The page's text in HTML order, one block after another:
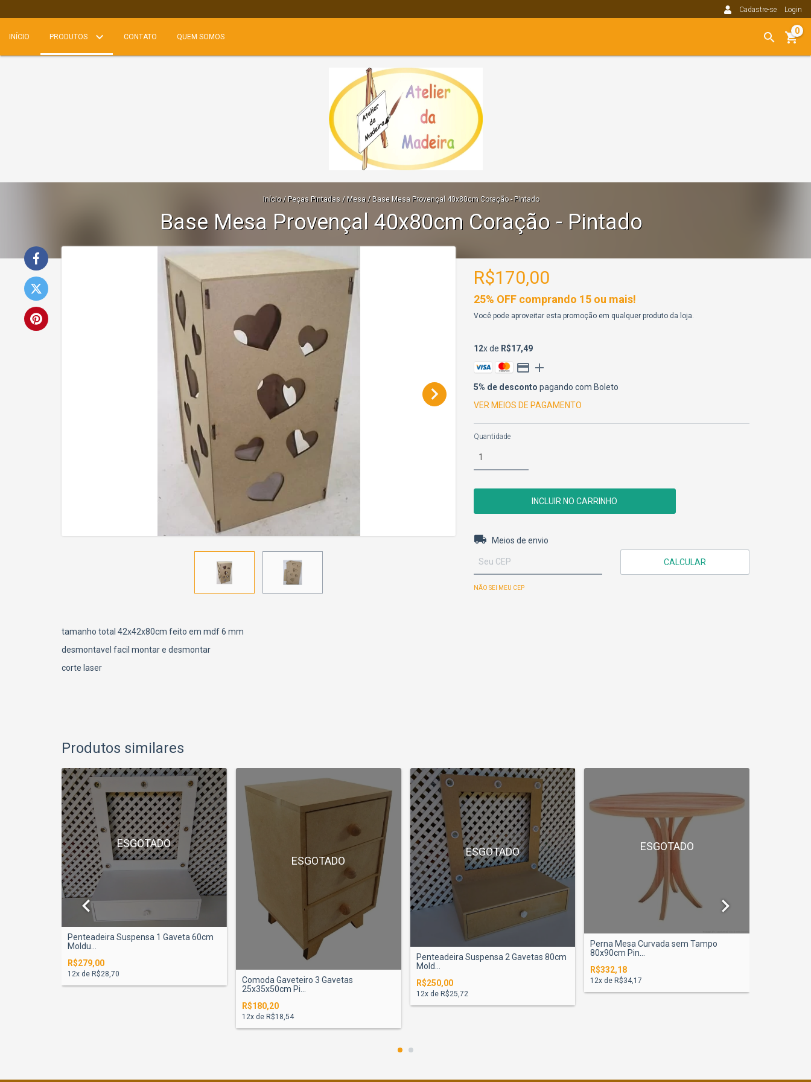
Cadastre-se Login
INÍCIO PRODUTOS CONTATO QUEM SOMOS
0
Início / Peças Pintadas / Mesa / Base Mesa Provençal 40x80cm Coração - Pintado
Base Mesa Provençal 40x80cm Coração - Pintado
R$170,00
25% OFF comprando 15 ou mais!
Você pode aproveitar esta promoção em qualquer produto da loja.
12x de R$17,49
5% de desconto pagando com Boleto
VER MEIOS DE PAGAMENTO
Quantidade
Entregas para o CEP:
Meios de envio
CALCULAR
NÃO SEI MEU CEP
tamanho total 42x42x80cm feito em mdf 6 mm
desmontavel facil montar e desmontar
corte laser
Produtos similares
ESGOTADO
Penteadeira Suspensa 1 Gaveta 60cm
Moldu...
R$279,00
12x de R$28,70
ESGOTADO
Comoda Gaveteiro 3 Gavetas
25x35x50cm Pi...
R$180,20
12x de R$18,54
ESGOTADO
Penteadeira Suspensa 2 Gavetas 80cm
Mold...
R$250,00
12x de R$25,72
ESGOTADO
Perna Mesa Curvada sem Tampo
80x90cm Pin...
R$332,18
12x deR$34,17